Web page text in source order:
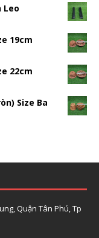
Leo
19cm
22cm
Size Ba
Quận Tân Phú, Tp